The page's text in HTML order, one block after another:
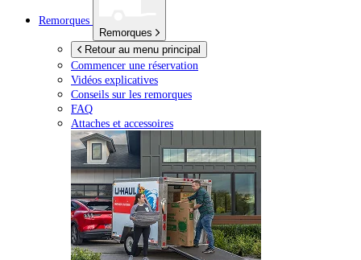
Remorques
Remorques
Retour au menu principal
Commencer une réservation
Vidéos explicatives
Conseils sur les remorques
FAQ
Attaches et accessoires